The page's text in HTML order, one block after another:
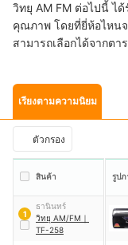
วิทยุ AM FM ต่อไปนี้ ไ
คุณภาพ โดยที่ยี่ห้อไหน
สามารถเลือกได้จากต
เรียงตามความนิยม
ตัวกรอง
สินค้า รูป
1
ธานินทร์
วิทยุ AM/FM ｜
TF-258